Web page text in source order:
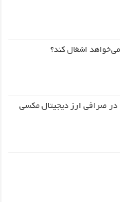
اشغال کند؟
در صرافی ارز دیجیتال مکسی